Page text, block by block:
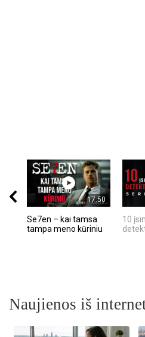
17:50
Se7en – kai tamsa
tampa meno kūriniu
10
Naujienos iš